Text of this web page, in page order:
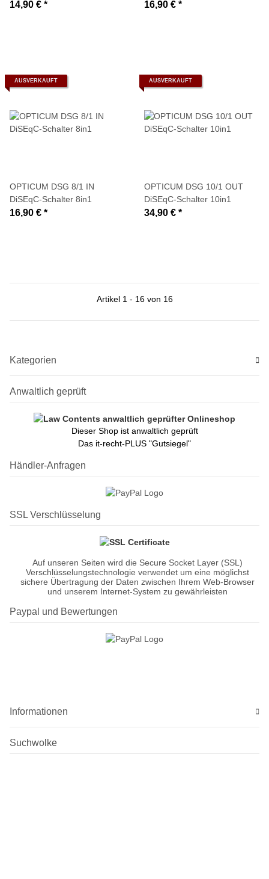
terrestrischer Eingang
14,90 € * terrestrischer Eingang
16,90 € *
AUSVERKAUFT
OPTICUM DSG 8/1 IN
DiSEqC-Schalter 8in1
16,90 € *
AUSVERKAUFT
OPTICUM DSG 10/1 OUT
DiSEqC-Schalter 10in1
34,90 € *
Artikel 1 - 16 von 16
Kategorien
Anwaltlich geprüft
Dieser Shop ist anwaltlich geprüft
Das it-recht-PLUS "Gutsiegel"
Händler-Anfragen
SSL Verschlüsselung
Auf unseren Seiten wird die Secure Socket Layer (SSL)
Verschlüsselungstechnologie verwendet um eine möglichst
sichere Übertragung der Daten zwischen Ihrem Web-Browser
und unserem Internet-System zu gewährleisten
Paypal und Bewertungen
Informationen
Suchwolke